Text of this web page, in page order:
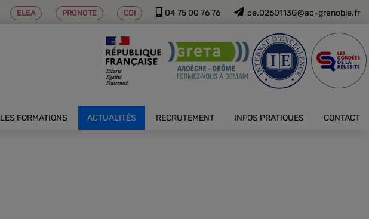
ELEA PRONOTE CDI 04 75 00 76 76 ce.0260113G@ac-grenoble.fr
LES FORMATIONS ACTUALITÉS RECRUTEMENT INFOS PRATIQUES CONTACT